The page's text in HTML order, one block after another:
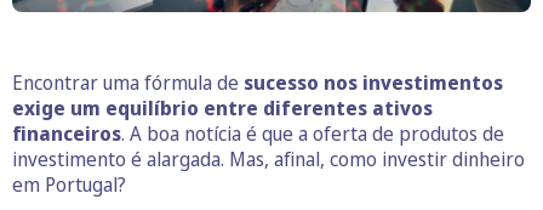
Encontrar uma fórmula de sucesso nos investimentos
exige um equilíbrio entre diferentes ativos
financeiros. A boa notícia é que a oferta de produtos de
investimento é alargada. Mas, afinal, como investir dinheiro
em Portugal?